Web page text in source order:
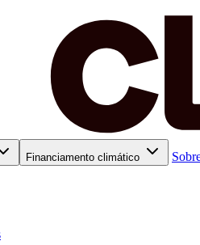
Financiamento climático